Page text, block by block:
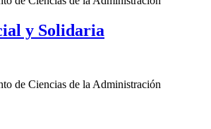
y Solidaria
de Ciencias de la Administración